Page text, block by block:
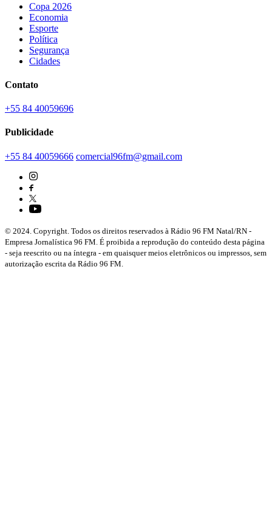
Copa 2026
Economia
Esporte
Política
Segurança
Cidades
Contato
+55 84 40059696
Publicidade
+55 84 40059666 comercial96fm@gmail.com
© 2024. Copyright. Todos os direitos reservados à Rádio 96 FM Natal/RN -
Empresa Jornalística 96 FM. É proibida a reprodução do conteúdo desta página
- seja reescrito ou na íntegra - em quaisquer meios eletrônicos ou impressos, sem
autorização escrita da Rádio 96 FM.